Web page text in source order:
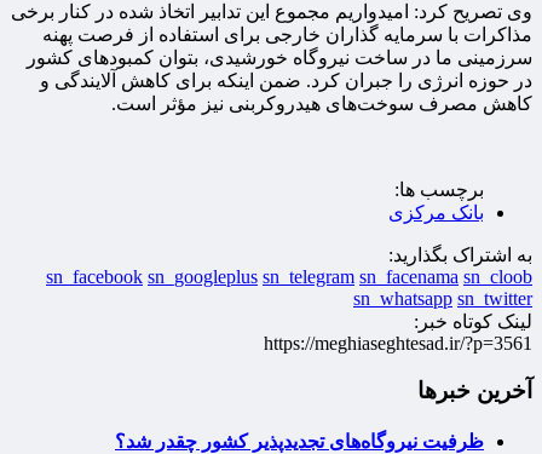
وی تصریح کرد: امیدواریم مجموع این تدابیر اتخاذ شده در کنار برخی
مذاکرات با سرمایه گذاران خارجی برای استفاده از فرصت پهنه
سرزمینی ما در ساخت نیروگاه خورشیدی، بتوان کمبودهای کشور
در حوزه انرژی را جبران کرد. ضمن اینکه برای کاهش آلایندگی و
کاهش مصرف سوخت‌های هیدروکربنی نیز مؤثر است.
برچسب ها:
بانک مرکزی
به اشتراک بگذارید:
sn_facebook sn_googleplus sn_telegram sn_facenama sn_cloob
sn_whatsapp sn_twitter
لینک کوتاه خبر:
https://meghiaseghtesad.ir/?p=3561
آخرین خبرها
ظرفیت نیروگاه‌های تجدیدپذیر کشور چقدر شد؟